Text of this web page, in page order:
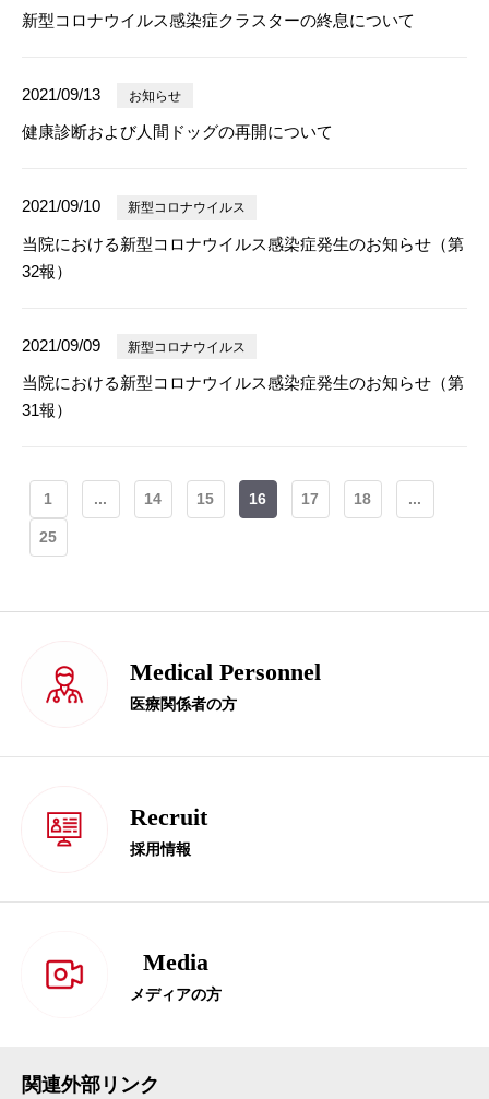
新型コロナウイルス感染症クラスターの終息について
2021/09/13 お知らせ
健康診断および人間ドッグの再開について
2021/09/10 新型コロナウイルス
当院における新型コロナウイルス感染症発生のお知らせ（第
32報）
2021/09/09 新型コロナウイルス
当院における新型コロナウイルス感染症発生のお知らせ（第
31報）
1 ... 14 15 16 17 18 ...
25
Medical Personnel
医療関係者の方
Recruit
採用情報
Media
メディアの方
関連外部リンク